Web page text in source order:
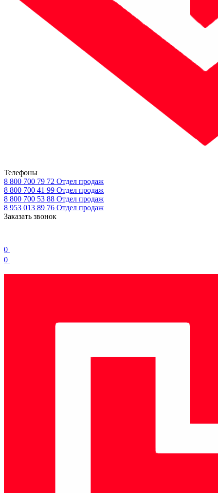
Телефоны
8 800 700 79 72 Отдел продаж
8 800 700 41 99 Отдел продаж
8 800 700 53 88 Отдел продаж
8 953 013 89 76 Отдел продаж
Заказать звонок
0
0